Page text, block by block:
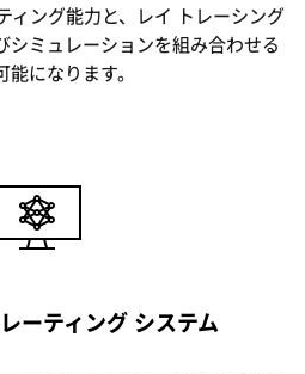
ィング能力と、レイ トレーシング
シミュレーションを組み合わせる
能になります。
ーティング システム